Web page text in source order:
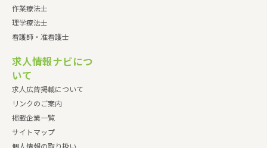
作業療法士
理学療法士
看護師・准看護士
求人情報ナビにつ
いて
求人広告掲載について
リンクのご案内
掲載企業一覧
サイトマップ